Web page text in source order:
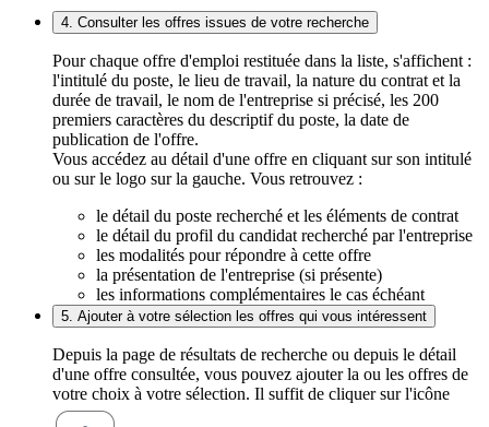
4. Consulter les offres issues de votre recherche
Pour chaque offre d'emploi restituée dans la liste, s'affichent :
l'intitulé du poste, le lieu de travail, la nature du contrat et la
durée de travail, le nom de l'entreprise si précisé, les 200
premiers caractères du descriptif du poste, la date de
publication de l'offre.
Vous accédez au détail d'une offre en cliquant sur son intitulé
ou sur le logo sur la gauche. Vous retrouvez :
le détail du poste recherché et les éléments de contrat
le détail du profil du candidat recherché par l'entreprise
les modalités pour répondre à cette offre
la présentation de l'entreprise (si présente)
les informations complémentaires le cas échéant
5. Ajouter à votre sélection les offres qui vous intéressent
Depuis la page de résultats de recherche ou depuis le détail
d'une offre consultée, vous pouvez ajouter la ou les offres de
votre choix à votre sélection. Il suffit de cliquer sur l'icône